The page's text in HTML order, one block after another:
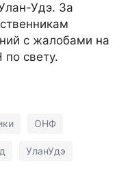
Удэ. За
с жалобами на
свету.
ОНФ
УланУдэ